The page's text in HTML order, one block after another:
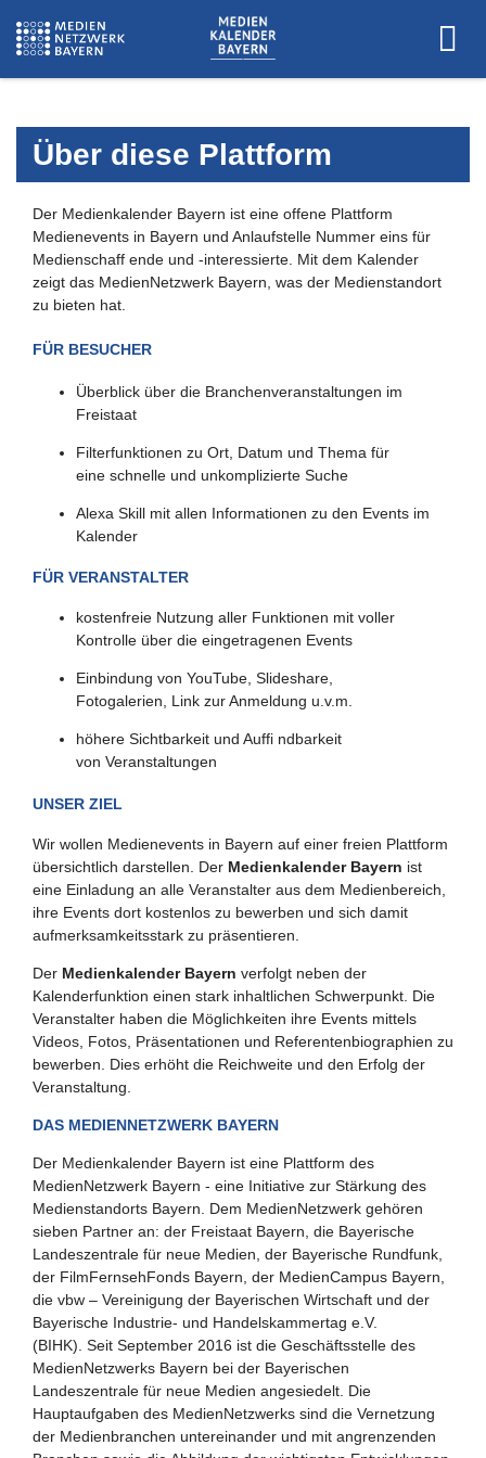
Über diese Plattform
Der Medienkalender Bayern ist eine offene Plattform
Medienevents in Bayern und Anlaufstelle Nummer eins für
Medienschaff ende und -interessierte. Mit dem Kalender
zeigt das MedienNetzwerk Bayern, was der Medienstandort
zu bieten hat.
FÜR BESUCHER
Überblick über die Branchenveranstaltungen im
Freistaat
Filterfunktionen zu Ort, Datum und Thema für
eine schnelle und unkomplizierte Suche
Alexa Skill mit allen Informationen zu den Events im
Kalender
FÜR VERANSTALTER
kostenfreie Nutzung aller Funktionen mit voller
Kontrolle über die eingetragenen Events
Einbindung von YouTube, Slideshare,
Fotogalerien, Link zur Anmeldung u.v.m.
höhere Sichtbarkeit und Auffi ndbarkeit
von Veranstaltungen
UNSER ZIEL
Wir wollen Medienevents in Bayern auf einer freien Plattform
übersichtlich darstellen. Der Medienkalender Bayern ist
eine Einladung an alle Veranstalter aus dem Medienbereich,
ihre Events dort kostenlos zu bewerben und sich damit
aufmerksamkeitsstark zu präsentieren.
Der Medienkalender Bayern verfolgt neben der
Kalenderfunktion einen stark inhaltlichen Schwerpunkt. Die
Veranstalter haben die Möglichkeiten ihre Events mittels
Videos, Fotos, Präsentationen und Referentenbiographien zu
bewerben. Dies erhöht die Reichweite und den Erfolg der
Veranstaltung.
DAS MEDIENNETZWERK BAYERN
Der Medienkalender Bayern ist eine Plattform des
MedienNetzwerk Bayern - eine Initiative zur Stärkung des
Medienstandorts Bayern. Dem MedienNetzwerk gehören
sieben Partner an: der Freistaat Bayern, die Bayerische
Landeszentrale für neue Medien, der Bayerische Rundfunk,
der FilmFernsehFonds Bayern, der MedienCampus Bayern,
die vbw – Vereinigung der Bayerischen Wirtschaft und der
Bayerische Industrie- und Handelskammertag e.V.
(BIHK). Seit September 2016 ist die Geschäftsstelle des
MedienNetzwerks Bayern bei der Bayerischen
Landeszentrale für neue Medien angesiedelt. Die
Hauptaufgaben des MedienNetzwerks sind die Vernetzung
der Medienbranchen untereinander und mit angrenzenden